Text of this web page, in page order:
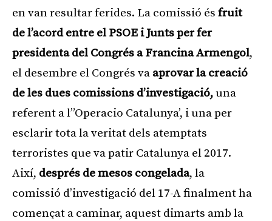
en van resultar ferides. La comissió és fruit
de l’acord entre el PSOE i Junts per fer
presidenta del Congrés a Francina Armengol,
el desembre el Congrés va aprovar la creació
de les dues comissions d’investigació,una
referent a l”Operacio Catalunya’, i una per
esclarir tota la veritat dels atemptats
terroristes que va patir Catalunya el 2017.
Així, després de mesos congelada, la
comissió d’investigació del 17-A finalment ha
començat a caminar, aquest dimarts amb la